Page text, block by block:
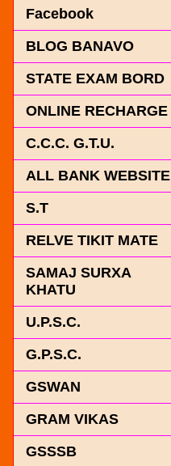
Facebook
BLOG BANAVO
STATE EXAM BORD
ONLINE RECHARGE
C.C.C. G.T.U.
ALL BANK WEBSITE
S.T
RELVE TIKIT MATE
SAMAJ SURXA
KHATU
U.P.S.C.
G.P.S.C.
GSWAN
GRAM VIKAS
GSSSB